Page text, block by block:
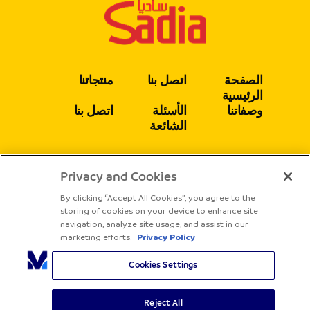
الصفحة
الرئيسية
وصفاتنا
اتصل بنا
الأسئلة
الشائعة
منتجاتنا
اتصل بنا
يتبع
جميع الحقوق محفوظة لشركة ساديا
Privacy and Cookies
By clicking “Accept All Cookies”, you agree to the
storing of cookies on your device to enhance site
navigation, analyze site usage, and assist in our
marketing efforts. Privacy Policy
Cookies Settings
Reject All